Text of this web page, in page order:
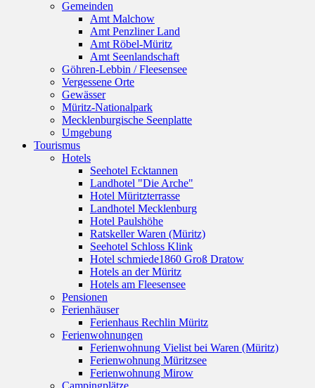
Gemeinden
Amt Malchow
Amt Penzliner Land
Amt Röbel-Müritz
Amt Seenlandschaft
Göhren-Lebbin / Fleesensee
Vergessene Orte
Gewässer
Müritz-Nationalpark
Mecklenburgische Seenplatte
Umgebung
Tourismus
Hotels
Seehotel Ecktannen
Landhotel "Die Arche"
Hotel Müritzterrasse
Landhotel Mecklenburg
Hotel Paulshöhe
Ratskeller Waren (Müritz)
Seehotel Schloss Klink
Hotel schmiede1860 Groß Dratow
Hotels an der Müritz
Hotels am Fleesensee
Pensionen
Ferienhäuser
Ferienhaus Rechlin Müritz
Ferienwohnungen
Ferienwohnung Vielist bei Waren (Müritz)
Ferienwohnung Müritzsee
Ferienwohnung Mirow
Campingplätze